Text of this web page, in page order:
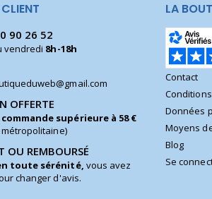
90 26 52
vendredi 8h-18h
OFFERTE
commande supérieure à 58 €
OU REMBOURSÉ
toute sérénité, vous avez
changer d'avis.
LA
Contact
Données
Moyens
Blog
Se